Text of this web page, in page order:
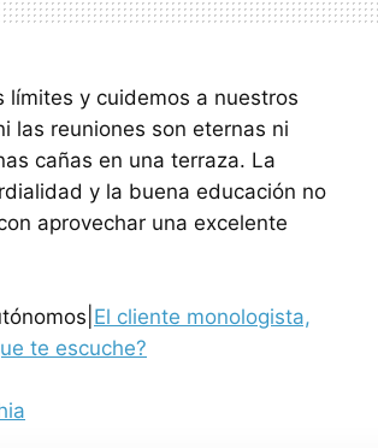
límites y cuidemos a nuestros
las reuniones son eternas ni
cañas en una terraza. La
y la buena educación no
aprovechar una excelente
El cliente monologista,
te escuche?